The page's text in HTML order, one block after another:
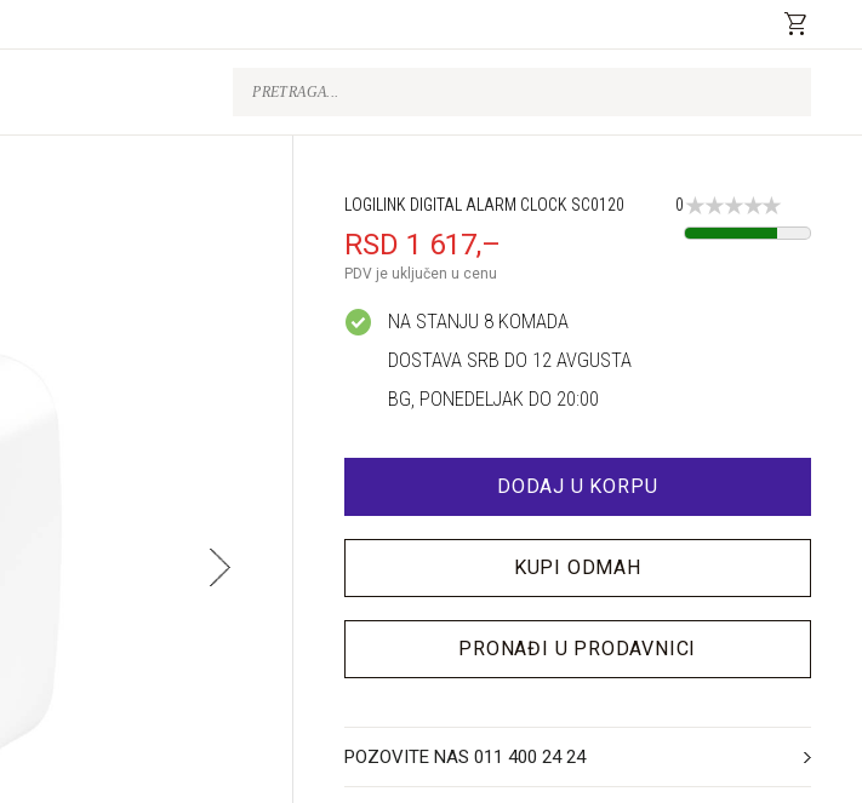
shopping_cart
LOGILINK DIGITAL ALARM CLOCK SC0120 0
RSD 1 617,–
PDV je uključen u cenu
check_circle
NA STANJU 8 KOMADA
DOSTAVA SRB DO 12 AVGUSTA
BG, PONEDELJAK DO 20:00
KUPI ODMAH
PRONAĐI U PRODAVNICI
POZOVITE NAS 011 400 24 24